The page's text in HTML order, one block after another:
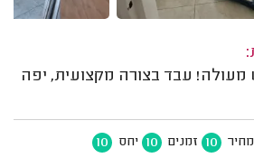
עבד בצורה מקצועית, יפה
מחיר 10 זמנים 10 יחס 10